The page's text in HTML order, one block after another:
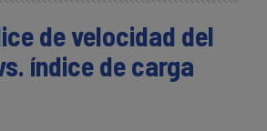
de velocidad del
índice de carga